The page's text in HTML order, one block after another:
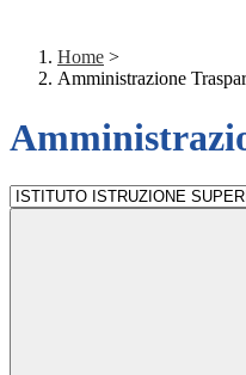
Home >
Amministrazione